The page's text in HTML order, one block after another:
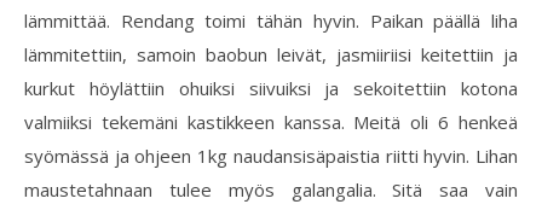
lämmittää. Rendang toimi tähän hyvin. Paikan päällä liha
lämmitettiin, samoin baobun leivät, jasmiiriisi keitettiin ja
kurkut höylättiin ohuiksi siivuiksi ja sekoitettiin kotona
valmiiksi tekemäni kastikkeen kanssa. Meitä oli 6 henkeä
syömässä ja ohjeen 1kg naudansisäpaistia riitti hyvin. Lihan
maustetahnaan tulee myös galangalia. Sitä saa vain